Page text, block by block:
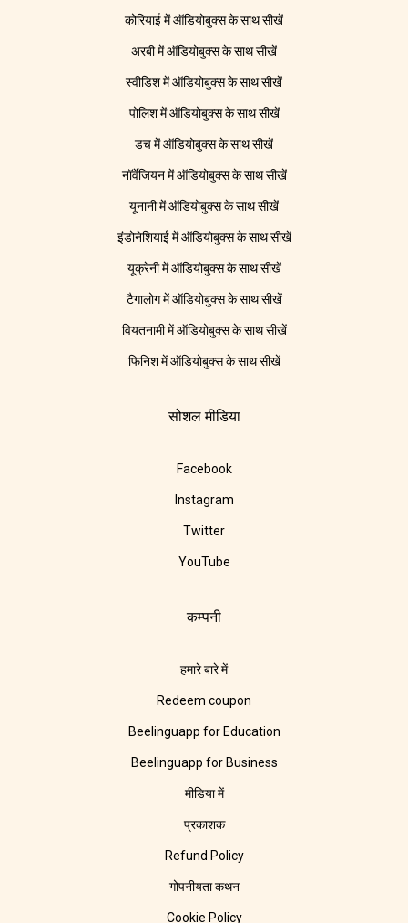
कोरियाई में ऑडियोबुक्स के साथ सीखें
अरबी में ऑडियोबुक्स के साथ सीखें
स्वीडिश में ऑडियोबुक्स के साथ सीखें
पोलिश में ऑडियोबुक्स के साथ सीखें
डच में ऑडियोबुक्स के साथ सीखें
नॉर्वेजियन में ऑडियोबुक्स के साथ सीखें
यूनानी में ऑडियोबुक्स के साथ सीखें
इंडोनेशियाई में ऑडियोबुक्स के साथ सीखें
यूक्रेनी में ऑडियोबुक्स के साथ सीखें
टैगालोग में ऑडियोबुक्स के साथ सीखें
वियतनामी में ऑडियोबुक्स के साथ सीखें
फिनिश में ऑडियोबुक्स के साथ सीखें
सोशल मीडिया
Facebook
Instagram
Twitter
YouTube
कम्पनी
हमारे बारे में
Redeem coupon
Beelinguapp for Education
Beelinguapp for Business
मीडिया में
प्रकाशक
Refund Policy
गोपनीयता कथन
Cookie Policy